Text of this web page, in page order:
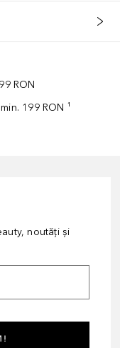
RON
199 RON ¹
noutăți și